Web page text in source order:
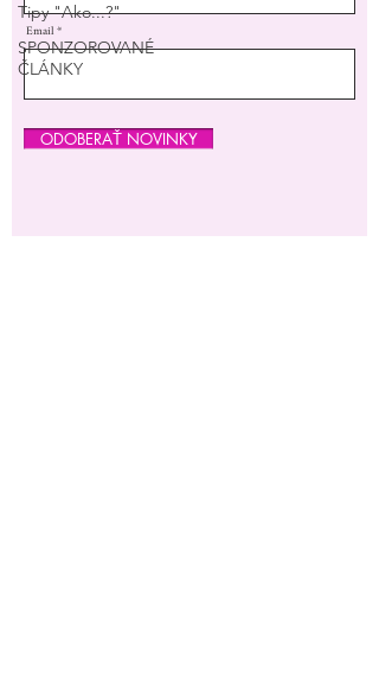
Tipy "Ako...?"
SPONZOROVANÉ
ČLÁNKY
Email
ODOBERAŤ NOVINKY